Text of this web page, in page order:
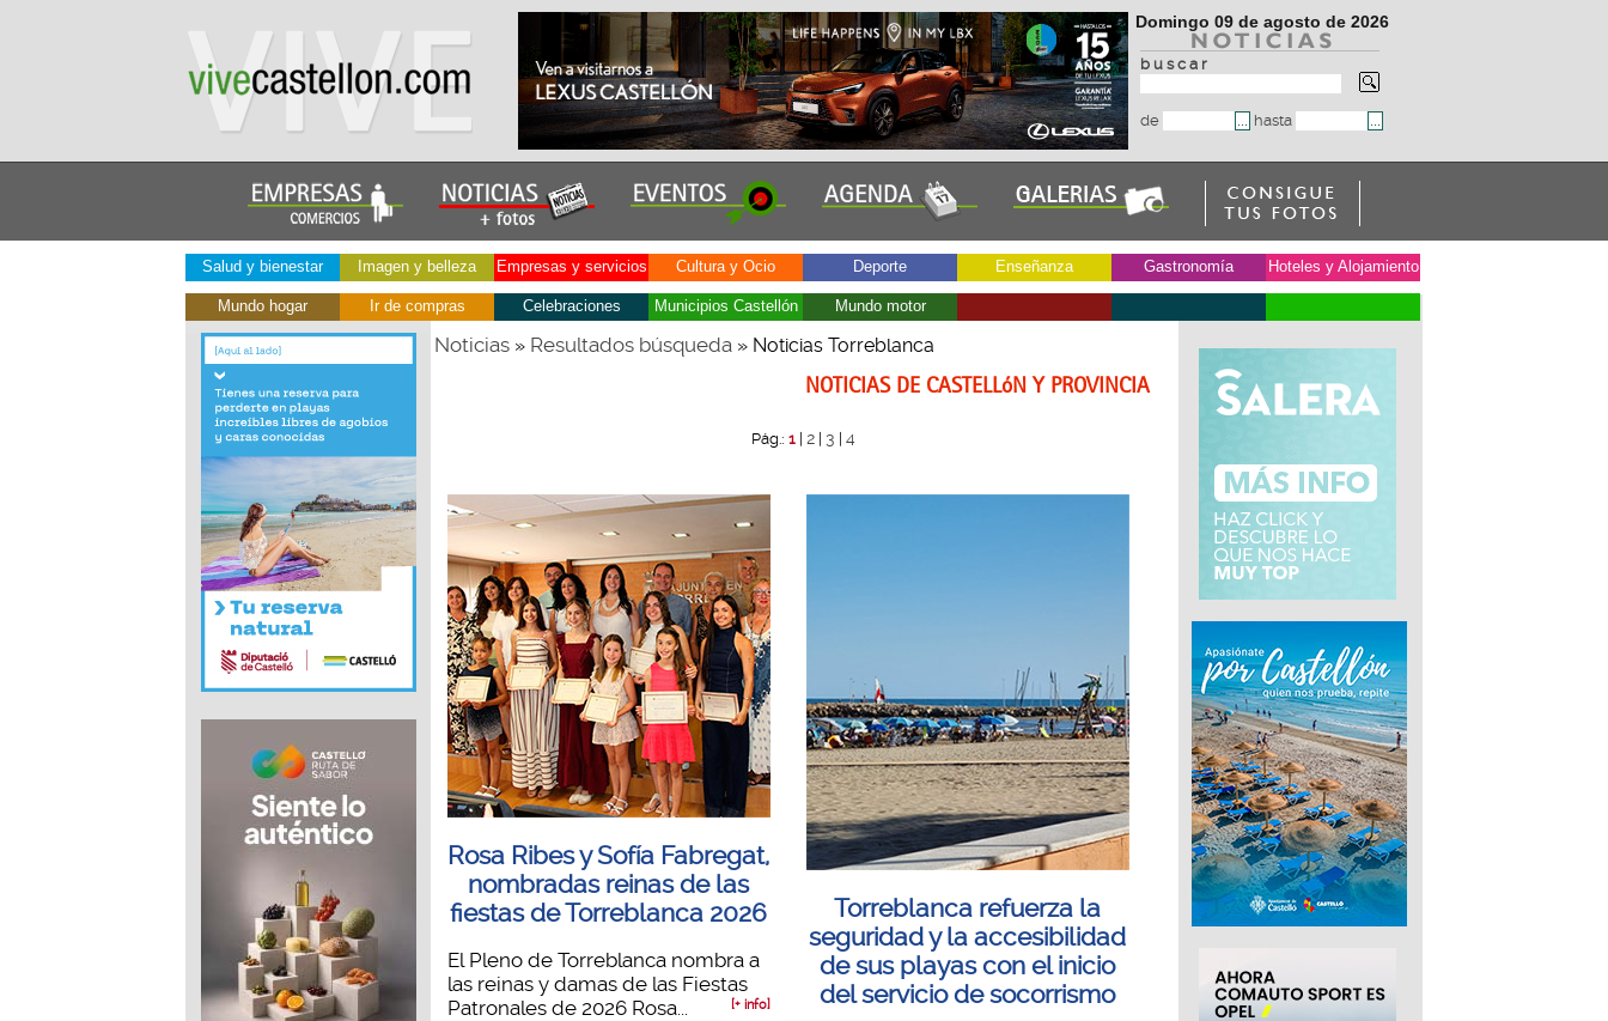
Domingo 09 de agosto de 2026
b u s c a r
de hasta
Salud y bienestar Imagen y belleza Empresas y servicios Cultura y Ocio Deporte Enseñanza Gastronomía Hoteles y Alojamiento
Mundo hogar Ir de compras Celebraciones Municipios Castellón Mundo motor
Noticias» Resultados búsqueda» Noticias Torreblanca
NOTICIAS DE CASTELLóN Y PROVINCIA
Pág.: 1| 2| 3 4
Rosa Ribes y Sofía Fabregat,
nombradas reinas de las
fiestas de Torreblanca 2026
El Pleno de Torreblanca nombra a
las reinas y damas de las Fiestas
Patronales de 2026 Rosa...
[+ info]
Torreblanca refuerza la
seguridad y la accesibilidad
de sus playas con el inicio
del servicio de socorrismo